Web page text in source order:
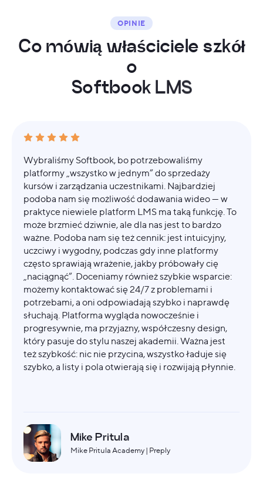
OPINIE
Co mówią właścicie e szkół
o
Softbook LMS
Wybraliśmy Softbook, bo potrzebowaliśmy
platformy „wszystko w jednym” do sprzedaży
kursów i zarządzania uczestnikami. Najbardziej
podoba nam się możliwość dodawania wideo — w
praktyce niewiele platform LMS ma taką funkcję. To
może brzmieć dziwnie, ale dla nas jest to bardzo
ważne. Podoba nam się też cennik: jest intuicyjny,
uczciwy i wygodny, podczas gdy inne platformy
często sprawiają wrażenie, jakby próbowały cię
„naciągnąć”. Doceniamy również szybkie wsparcie:
możemy kontaktować się 24/7 z problemami i
potrzebami, a oni odpowiadają szybko i naprawdę
słuchają. Platforma wygląda nowocześnie i
progresywnie, ma przyjazny, współczesny design,
który pasuje do stylu naszej akademii. Ważna jest
też szybkość: nic nie przycina, wszystko ładuje się
szybko, a listy i pola otwierają się i rozwijają płynnie.
Mike Pritula
Mike Pritula Academy | Preply